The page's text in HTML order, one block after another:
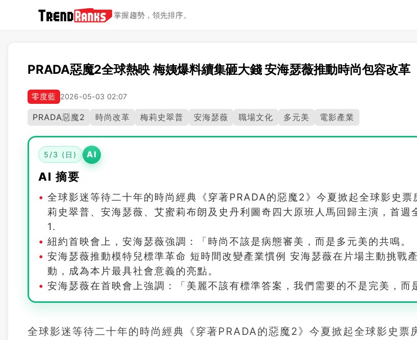
掌握趨勢，領先排序。
PRADA惡魔2全球熱映 梅姨爆料續集砸大錢 安海瑟薇推動時尚包容改革
零度藍 2026-05-03 02:07
PRADA惡魔2 時尚改革 梅莉史翠普 安海瑟薇 職場文化 多元美 電影產業
5/3 (日) AI
AI 摘要
全球影迷等待二十年的時尚經典《穿著PRADA的惡魔2》今夏掀起全球影史票
莉史翠普、安海瑟薇、艾蜜莉布朗及史丹利圖奇四大原班人馬回歸主演，首週
1.
紐約首映會上，安海瑟薇強調：「時尚不該是病態審美，而是多元美的共鳴。
安海瑟薇推動模特兒標準革命 短時間改變產業慣例 安海瑟薇在片場主動挑戰
動，成為本片最具社會意義的亮點。
安海瑟薇在首映會上強調：「美麗不該有標準答案，我們需要的不是完美，而
全球影迷等待二十年的時尚經典《穿著PRADA的惡魔2》今夏掀起全球影史票